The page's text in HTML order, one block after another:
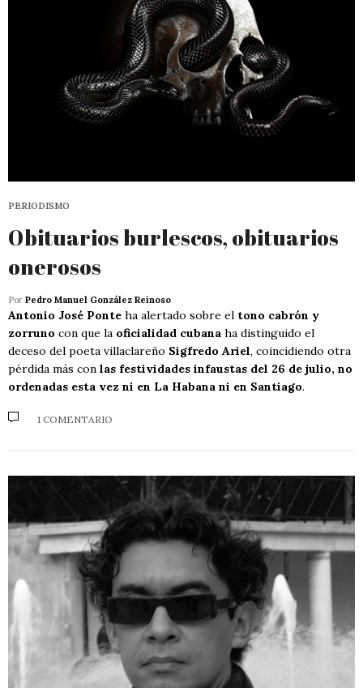
PERIODISMO
Obituarios burlescos, obituarios
onerosos
Por Pedro Manuel González Reinoso
Antonio José Ponte ha alertado sobre el tono cabrón y
zorruno con que la oficialidad cubana ha distinguido el
deceso del poeta villaclareño Sigfredo Ariel, coincidiendo otra
pérdida más con las festividades infaustas del 26 de julio, no
ordenadas esta vez ni en La Habana ni en Santiago.
1 COMENTARIO